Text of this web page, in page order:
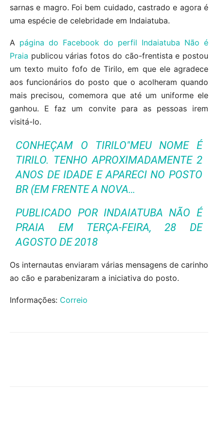
sarnas e magro. Foi bem cuidado, castrado e agora é
uma espécie de celebridade em Indaiatuba.
A página do Facebook do perfil Indaiatuba Não é
Praia publicou várias fotos do cão-frentista e postou
um texto muito fofo de Tirilo, em que ele agradece
aos funcionários do posto que o acolheram quando
mais precisou, comemora que até um uniforme ele
ganhou. E faz um convite para as pessoas irem
visitá-lo.
CONHEÇAM O TIRILO"MEU NOME É
TIRILO. TENHO APROXIMADAMENTE 2
ANOS DE IDADE E APARECI NO POSTO
BR (EM FRENTE A NOVA…
PUBLICADO POR INDAIATUBA NÃO É
PRAIA EM TERÇA-FEIRA, 28 DE
AGOSTO DE 2018
Os internautas enviaram várias mensagens de carinho
ao cão e parabenizaram a iniciativa do posto.
Informações: Correio